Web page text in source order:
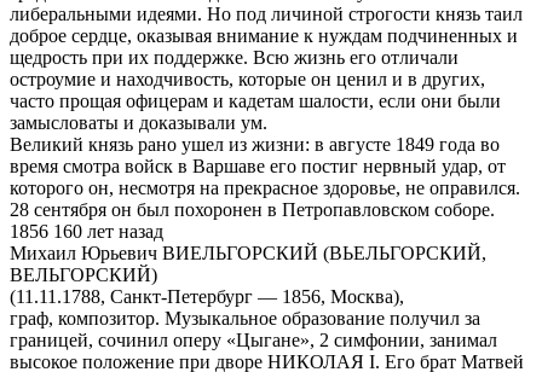
либеральными идеями. Но под личиной строгости князь таил
доброе сердце, оказывая внимание к нуждам подчиненных и
щедрость при их поддержке. Всю жизнь его отличали
остроумие и находчивость, которые он ценил и в других,
часто прощая офицерам и кадетам шалости, если они были
замысловаты и доказывали ум.
Великий князь рано ушел из жизни: в августе 1849 года во
время смотра войск в Варшаве его постиг нервный удар, от
которого он, несмотря на прекрасное здоровье, не оправился.
28 сентября он был похоронен в Петропавловском соборе.
1856 160 лет назад
Михаил Юрьевич ВИЕЛЬГОРСКИЙ (ВЬЕЛЬГОРСКИЙ,
ВЕЛЬГОРСКИЙ)
(11.11.1788, Санкт-Петербург — 1856, Москва),
граф, композитор. Музыкальное образование получил за
границей, сочинил оперу «Цыгане», 2 симфонии, занимал
высокое положение при дворе НИКОЛАЯ I. Его брат Матвей